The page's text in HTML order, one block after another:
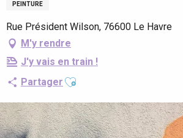
PEINTURE
Rue Président Wilson, 76600 Le Havre
M'y rendre
J'y vais en train !
Partager Ajouter aux favoris